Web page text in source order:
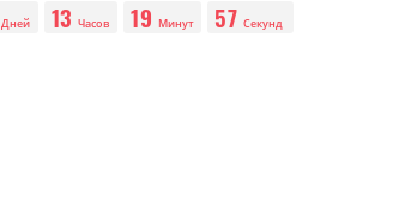
Дней 13 Часов 19 Минут 56 Секунд